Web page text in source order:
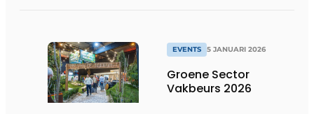
EVENTS 5 JANUARI 2026
Groene Sector
Vakbeurs 2026